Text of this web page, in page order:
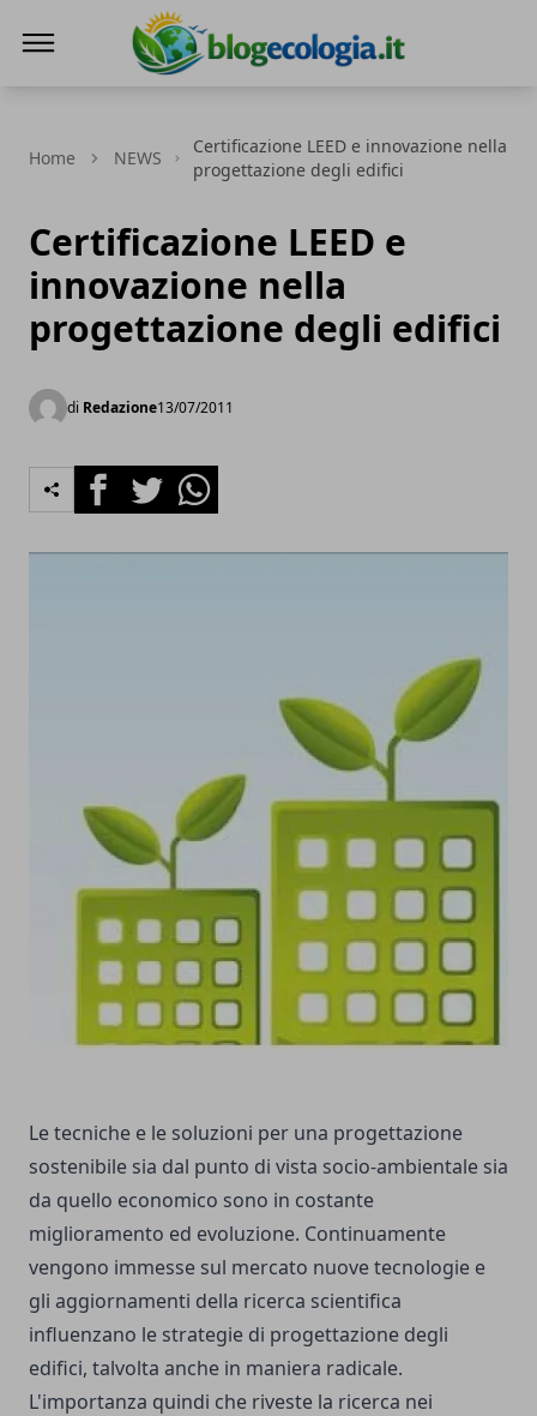
Home NEWS
Certificazione LEED e innovazione nella
progettazione degli edifici
Certificazione LEED e
innovazione nella
progettazione degli edifici
di Redazione13/07/2011
FacebookTwitterWhatsapp
Le tecniche e le soluzioni per una progettazione
sostenibile sia dal punto di vista socio-ambientale sia
da quello economico sono in costante
miglioramento ed evoluzione. Continuamente
vengono immesse sul mercato nuove tecnologie e
gli aggiornamenti della ricerca scientifica
influenzano le strategie di progettazione degli
edifici, talvolta anche in maniera radicale.
L'importanza quindi che riveste la ricerca nei